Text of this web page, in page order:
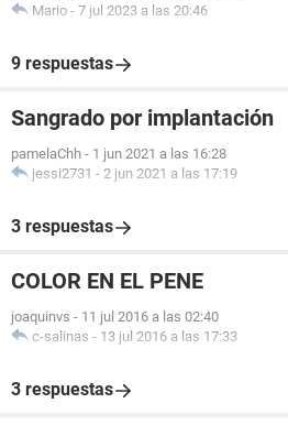
Mario - 7 jul 2023 a las 20:46
9 respuestas
Sangrado por implantación
pamelaChh - 1 jun 2021 a las 16:28
jessi2731 - 2 jun 2021 a las 17:19
3 respuestas
COLOR EN EL PENE
joaquinvs - 11 jul 2016 a las 02:40
c-salinas - 13 jul 2016 a las 17:33
3 respuestas